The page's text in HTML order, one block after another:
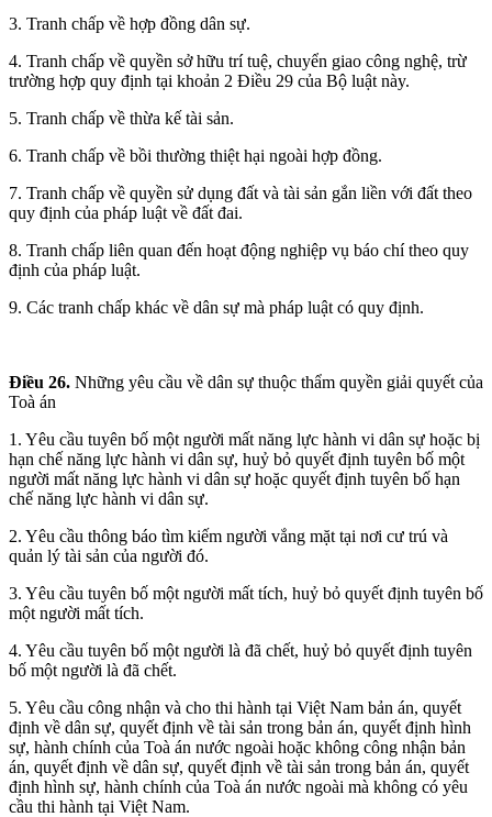
3. Tranh chấp về hợp đồng dân sự.
4. Tranh chấp về quyền sở hữu trí tuệ, chuyển giao công nghệ, trừ
trường hợp quy định tại khoản 2 Điều 29 của Bộ luật này.
5. Tranh chấp về thừa kế tài sản.
6. Tranh chấp về bồi thường thiệt hại ngoài hợp đồng.
7. Tranh chấp về quyền sử dụng đất và tài sản gắn liền với đất theo
quy định của pháp luật về đất đai.
8. Tranh chấp liên quan đến hoạt động nghiệp vụ báo chí theo quy
định của pháp luật.
9. Các tranh chấp khác về dân sự mà pháp luật có quy định.
Điều 26. Những yêu cầu về dân sự thuộc thẩm quyền giải quyết của
Toà án
1. Yêu cầu tuyên bố một người mất năng lực hành vi dân sự hoặc bị
hạn chế năng lực hành vi dân sự, huỷ bỏ quyết định tuyên bố một
người mất năng lực hành vi dân sự hoặc quyết định tuyên bố hạn
chế năng lực hành vi dân sự.
2. Yêu cầu thông báo tìm kiếm người vắng mặt tại nơi cư trú và
quản lý tài sản của người đó.
3. Yêu cầu tuyên bố một người mất tích, huỷ bỏ quyết định tuyên bố
một người mất tích.
4. Yêu cầu tuyên bố một người là đã chết, huỷ bỏ quyết định tuyên
bố một người là đã chết.
5. Yêu cầu công nhận và cho thi hành tại Việt Nam bản án, quyết
định về dân sự, quyết định về tài sản trong bản án, quyết định hình
sự, hành chính của Toà án nước ngoài hoặc không công nhận bản
án, quyết định về dân sự, quyết định về tài sản trong bản án, quyết
định hình sự, hành chính của Toà án nước ngoài mà không có yêu
cầu thi hành tại Việt Nam.